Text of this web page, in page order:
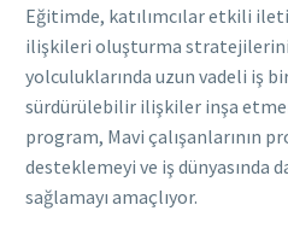
Eğitimde, katılımcılar etkili
ilişkileri oluşturma
yolculuklarında uzun vadeli iş
sürdürülebilir ilişkiler inşa
program, Mavi çalışanlarının
desteklemeyi ve iş dünyasında
sağlamayı amaçlıyor.